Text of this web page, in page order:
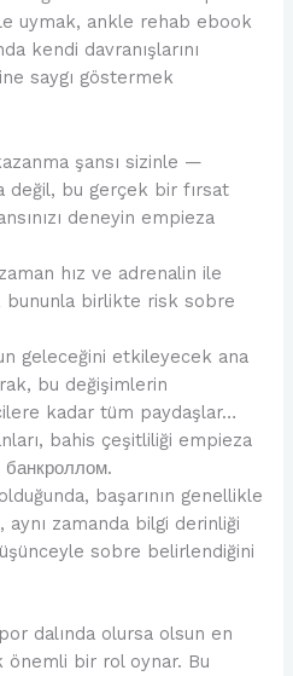
uymak, ankle rehab ebook
kendi davranışlarını
saygı göstermek
şansı sizinle —
değil, bu gerçek bir fırsat
deneyin empieza
hız ve adrenalin ile
bununla birlikte risk sobre
geleceğini etkileyecek ana
bu değişimlerin
kadar tüm paydaşlar…
bahis çeşitliliği empieza
başarının genellikle
aynı zamanda bilgi derinliği
sobre belirlendiğini
dalında olursa olsun en
bir rol oynar. Bu